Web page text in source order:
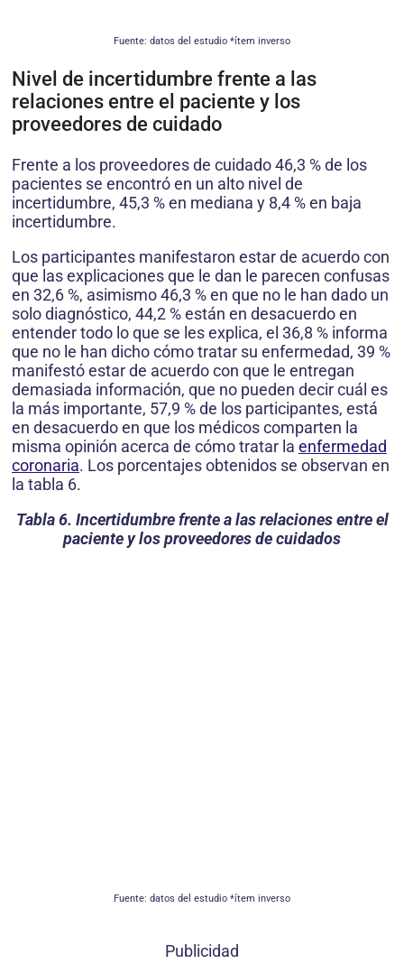
Fuente: datos del estudio *ítem inverso
Nivel de incertidumbre frente a las
relaciones entre el paciente y los
proveedores de cuidado
Frente a los proveedores de cuidado 46,3 % de los
pacientes se encontró en un alto nivel de
incertidumbre, 45,3 % en mediana y 8,4 % en baja
incertidumbre.
Los participantes manifestaron estar de acuerdo con
que las explicaciones que le dan le parecen confusas
en 32,6 %, asimismo 46,3 % en que no le han dado un
solo diagnóstico, 44,2 % están en desacuerdo en
entender todo lo que se les explica, el 36,8 % informa
que no le han dicho cómo tratar su enfermedad, 39 %
manifestó estar de acuerdo con que le entregan
demasiada información, que no pueden decir cuál es
la más importante, 57,9 % de los participantes, está
en desacuerdo en que los médicos comparten la
misma opinión acerca de cómo tratar la enfermedad
coronaria. Los porcentajes obtenidos se observan en
la tabla 6.
Tabla 6. Incertidumbre frente a las relaciones entre el
paciente y los proveedores de cuidados
Fuente: datos del estudio *ítem inverso
Publicidad